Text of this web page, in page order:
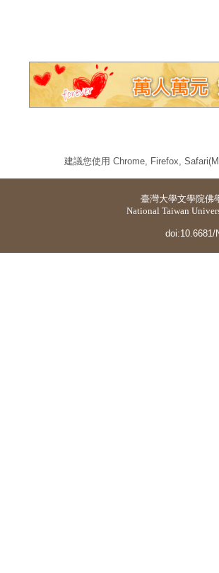
建議您使用 Chrome, Firefox,
臺灣大學文學院佛
National Taiwan
doi:10.6681/